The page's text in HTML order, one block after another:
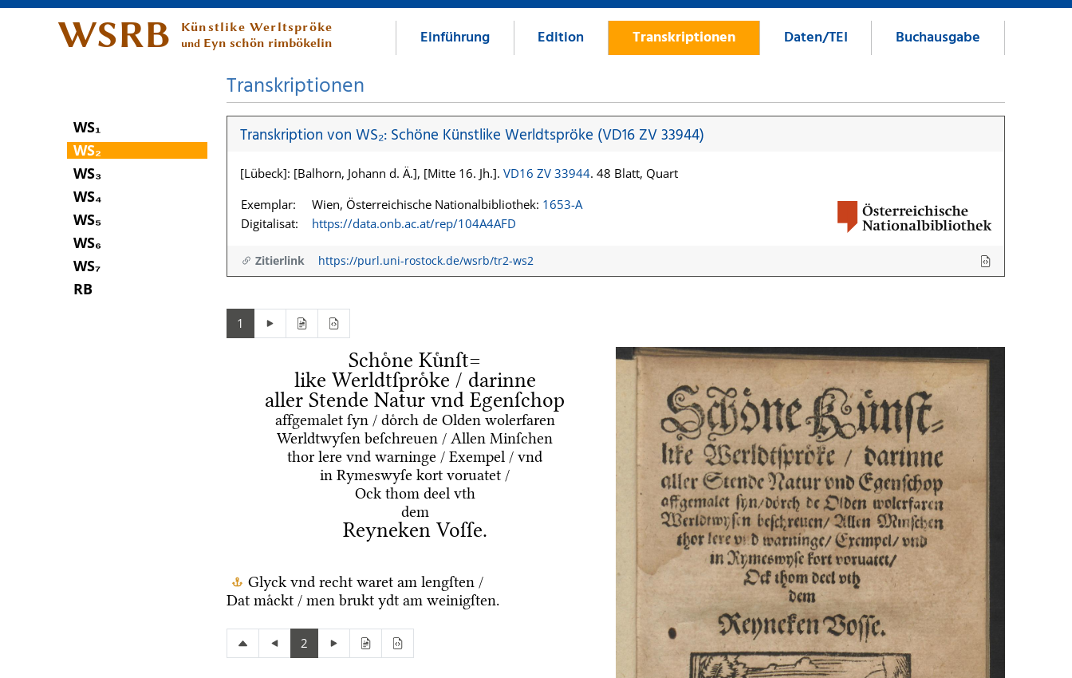
WSRB Künstlike Werltspröke
und Eyn schön rimbökelin Einführung Edition Transkriptionen Daten/TEI Buchausgabe
WS₁
WS₂
WS₃
WS₄
WS₅
WS₆
WS₇
RB
Transkriptionen
Transkription von WS₂: Schöne Künstlike Werldtspröke (VD16 ZV 33944)
[Lübeck]: [Balhorn, Johann d. Ä.], [Mitte 16. Jh.]. VD16 ZV 33944. 48 Blatt, Quart
Exemplar:
Wien, Österreichische Nationalbibliothek: 1653-A
Digitalisat:
https://data.onb.ac.at/rep/104A4AFD
Zitierlink https://purl.uni-rostock.de/wsrb/tr2-ws2
1
Schoͤne Kuͤnſt=
like Werldtſproͤke / darinne
aller Stende Natur vnd Egenſchop
affgemalet ſyn / doͤrch de Olden wolerfaren
Werldtwyſen beſchreuen / Allen Minſchen
thor lere vnd warninge / Exempel / vnd
in Rymeswyſe kort voruatet /
Ock thom deel vth
dem
Reyneken Voſſe.
Glyck vnd recht waret am lengſten /
Dat maͤckt / men brukt ydt am weinigſten.
2